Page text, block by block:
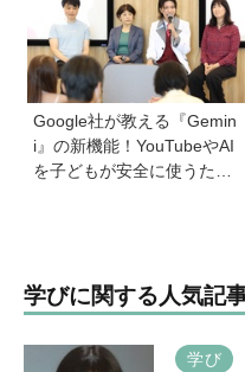
ていいよ」
Google社が教える『Gemin
i』の新機能！YouTubeやAI
を子どもが安全に使うため
学びに関する人気記
学び